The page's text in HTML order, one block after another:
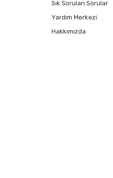
Sık Sorulan Sorular
Yardım Merkezi
Hakkımızda